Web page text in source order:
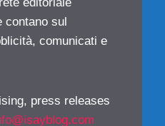
contano sul
comunicati e
press releases